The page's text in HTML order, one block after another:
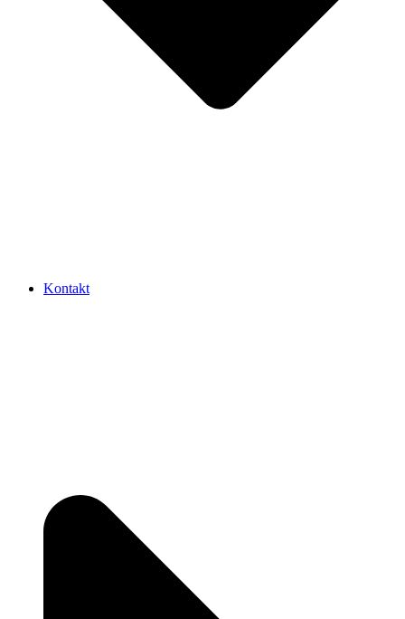
Kontakt